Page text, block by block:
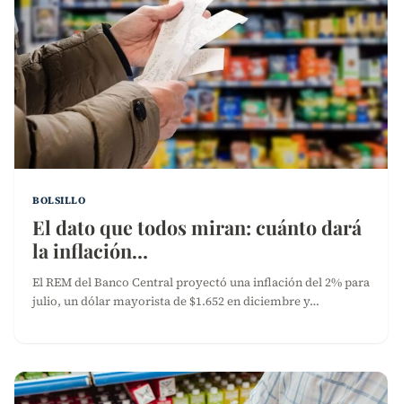
BOLSILLO
El dato que todos miran: cuánto dará
la inflación…
El REM del Banco Central proyectó una inflación del 2% para
julio, un dólar mayorista de $1.652 en diciembre y…